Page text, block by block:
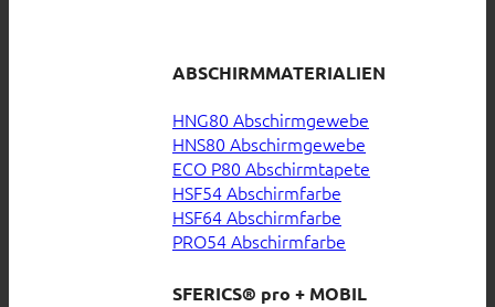
ABSCHIRMMATERIALIEN
HNG80 Abschirmgewebe
HNS80 Abschirmgewebe
ECO P80 Abschirmtapete
HSF54 Abschirmfarbe
HSF64 Abschirmfarbe
PRO54 Abschirmfarbe
SFERICS® pro + MOBIL